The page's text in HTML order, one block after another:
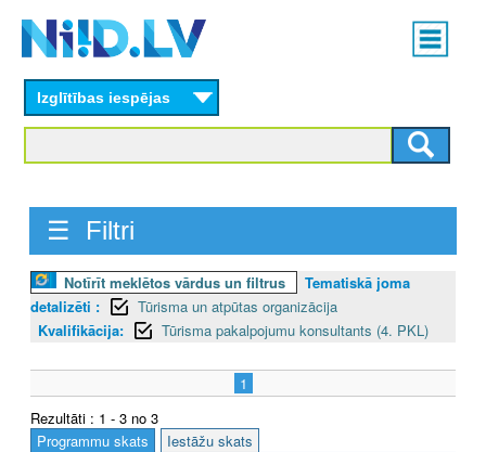
content
Main
menu
Izglītības iespējas
☰ Filtri
Notīrīt meklētos vārdus un filtrus
Tematiskā joma
detalizēti :
Tūrisma un atpūtas organizācija
Kvalifikācija:
Tūrisma pakalpojumu konsultants (4. PKL)
1
Rezultāti : 1 - 3 no 3
Programmu skats
Iestāžu skats